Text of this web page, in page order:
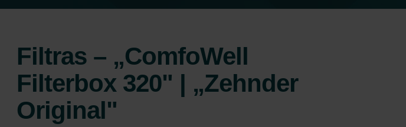
Filtras – „ComfoWell
Filterbox 320" | „Zehnder
Original"